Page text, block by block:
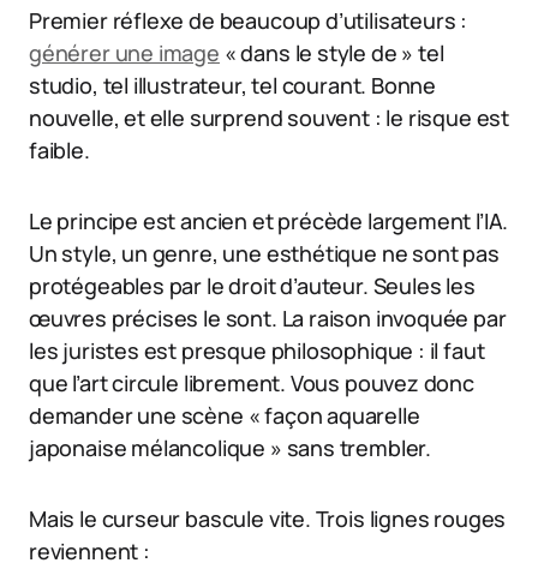
Premier réflexe de beaucoup d’utilisateurs :
générer une image « dans le style de » tel
studio, tel illustrateur, tel courant. Bonne
nouvelle, et elle surprend souvent : le risque est
faible.
Le principe est ancien et précède largement l’IA.
Un style, un genre, une esthétique ne sont pas
protégeables par le droit d’auteur. Seules les
œuvres précises le sont. La raison invoquée par
les juristes est presque philosophique : il faut
que l’art circule librement. Vous pouvez donc
demander une scène « façon aquarelle
japonaise mélancolique » sans trembler.
Mais le curseur bascule vite. Trois lignes rouges
reviennent :